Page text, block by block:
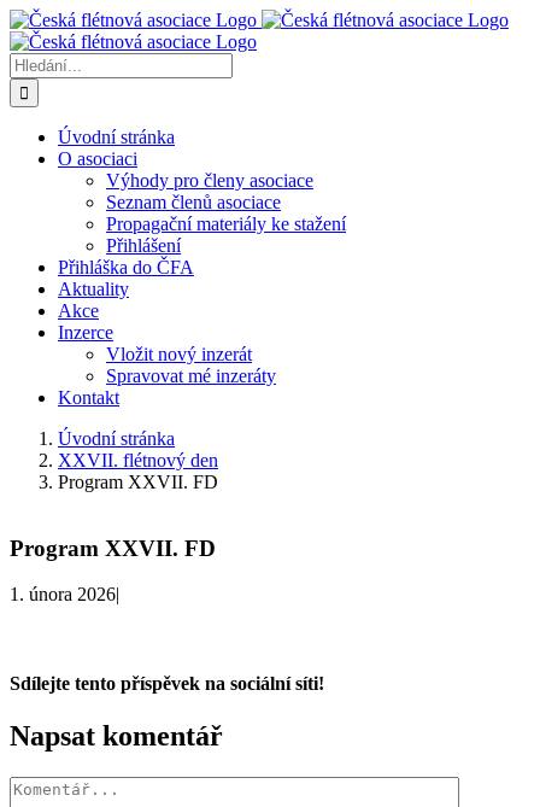
Přeskočit
na
obsah
Hledat:
Úvodní stránka
O asociaci
Výhody pro členy asociace
Seznam členů asociace
Propagační materiály ke stažení
Přihlášení
Přihláška do ČFA
Aktuality
Akce
Inzerce
Vložit nový inzerát
Spravovat mé inzeráty
Kontakt
Úvodní stránka
XXVII. flétnový den
Program XXVII. FD
Program XXVII. FD
1. února 2026|
Sdílejte tento příspěvek na sociální síti!
Facebook
X
WhatsApp
Napsat komentář
Komentář